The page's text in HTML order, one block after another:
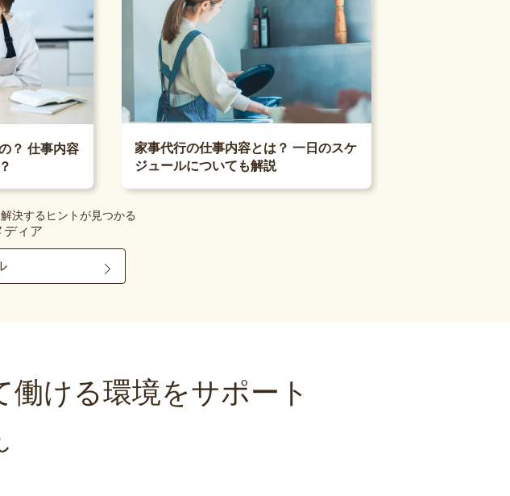
？ 仕事内容
家事代行の仕事内容とは？ 一日のスケ
ジュールについても解説
決するヒントが見つかる
ディア
働ける環境をサポート